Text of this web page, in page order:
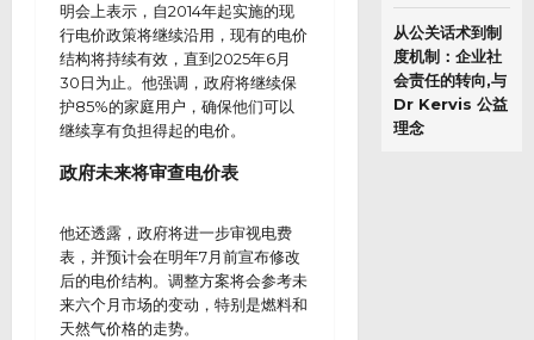
明会上表示，自2014年起实施的现
行电价政策将继续沿用，现有的电价
结构将持续有效，直到2025年6月
30日为止。他强调，政府将继续保
护85%的家庭用户，确保他们可以
继续享有负担得起的电价。
政府未来将审查电价表
他还透露，政府将进一步审视电费
表，并预计会在明年7月前宣布修改
后的电价结构。调整方案将会参考未
来六个月市场的变动，特别是燃料和
天然气价格的走势。
从公关话术到制
度机制：企业社
会责任的转向,与
Dr Kervis 公益
理念